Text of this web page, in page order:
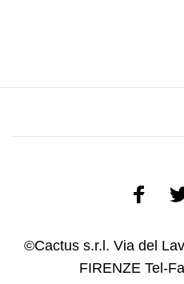
©Cactus s.r.l. Via del
FIRENZE Tel-